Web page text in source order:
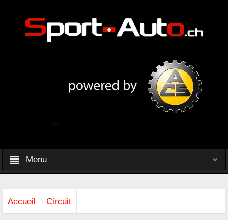
Menu
Accueil Circuit